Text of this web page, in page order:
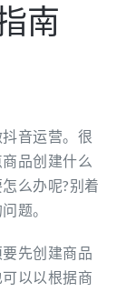
南
音运营。很
品创建什么
么办呢?别着
题。
先创建商品
以以根据商